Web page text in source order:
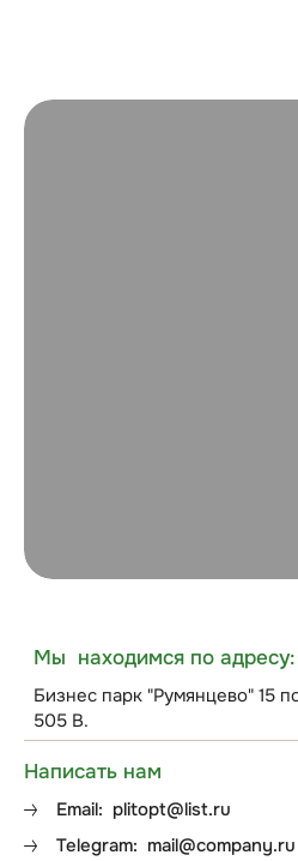
Написать нам
Email: plitopt@list.ru
Telegram: mail@company.ru
Мы находимся по адресу:
Бизнес парк "Румянцево" 15
505 В.